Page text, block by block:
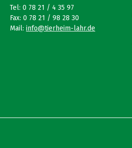
Tel: 0 78 21 / 4 35 97
Fax: 0 78 21 / 98 28 30
Mail: info@tierheim-lahr.de